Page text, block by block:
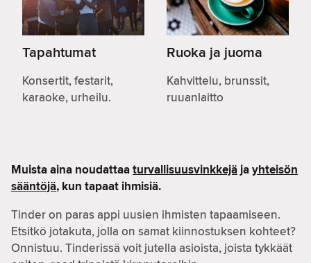
Tapahtumat
Konsertit, festarit,
karaoke, urheilu.
Ruoka ja juoma
Kahvittelu, brunssit,
ruuanlaitto
Muista aina noudattaaturvallisuusvinkkejäjayhteisön
sääntöjä, kun tapaat ihmisiä.
Tinder on paras appi uusien ihmisten tapaamiseen.
Etsitkö jotakuta, jolla on samat kiinnostuksen kohteet?
Onnistuu. Tinderissä voit jutella asioista, joista tykkäät